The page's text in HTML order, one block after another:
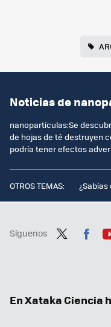
Noticias de
nanopartículas:Se
de hojas de té destruyen
podría tener efectos
OTROS TEMAS: ¿Sabías
Síguenos
En Xataka Ciencia